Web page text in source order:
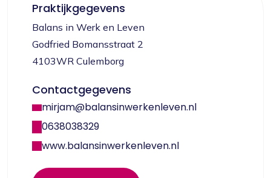
Praktijkgegevens
Balans in Werk en Leven
Godfried Bomansstraat 2
4103WR Culemborg
Contactgegevens
mirjam@balansinwerkenleven.nl
0638038329
www.balansinwerkenleven.nl